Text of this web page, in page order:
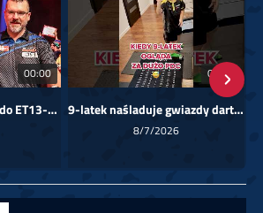
00:00
Wschodniej
01:08
9-latek naśladuje gwiazdy darta!
8/7/2026